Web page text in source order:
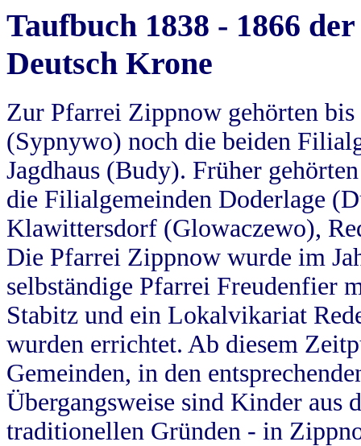
Taufbuch 1838 - 1866
Deutsch Krone
Zur Pfarrei Zippnow gehörten
(Sypnywo) noch die beiden
Jagdhaus (Budy). Früher
die Filialgemeinden Doderlage
Klawittersdorf (Glowaczewo),
Die Pfarrei Zippnow wurde im
selbständige Pfarrei Freudenfier
Stabitz und ein Lokalvikariat
wurden errichtet. Ab diesem
Gemeinden, in den
Übergangsweise sind Kinder aus
traditionellen Gründen - in